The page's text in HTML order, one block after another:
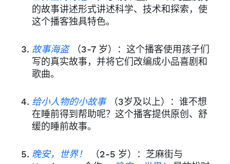
的故事讲述形式讲述科学、技术和探索，使
这个播客独具特色。
故事海盗（3-7 岁）：这个播客使用孩子们
写的真实故事，并将它们改编成小品喜剧和
歌曲。
给小人物的小故事（3岁及以上）：谁不想
在睡前得到帮助呢？这个播客提供原创、舒
缓的睡前故事。
晚安，世界！
（2-5 岁）：芝麻街与